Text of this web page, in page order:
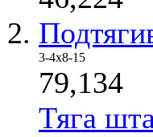
3-4х8-15
79,134
Тяга